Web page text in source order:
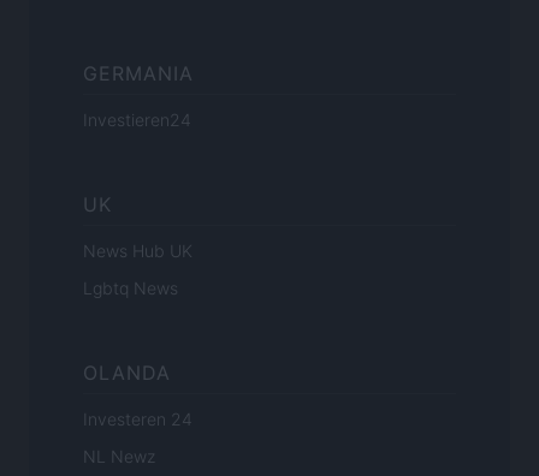
GERMANIA
Investieren24
UK
News Hub UK
Lgbtq News
OLANDA
Investeren 24
NL Newz